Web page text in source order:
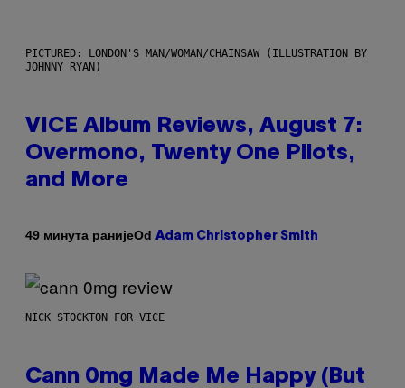
PICTURED: LONDON'S MAN/WOMAN/CHAINSAW (ILLUSTRATION BY
JOHNNY RYAN)
VICE Album Reviews, August 7:
Overmono, Twenty One Pilots,
and More
49 минута ранијеOd Adam Christopher Smith
NICK STOCKTON FOR VICE
Cann 0mg Made Me Happy (But